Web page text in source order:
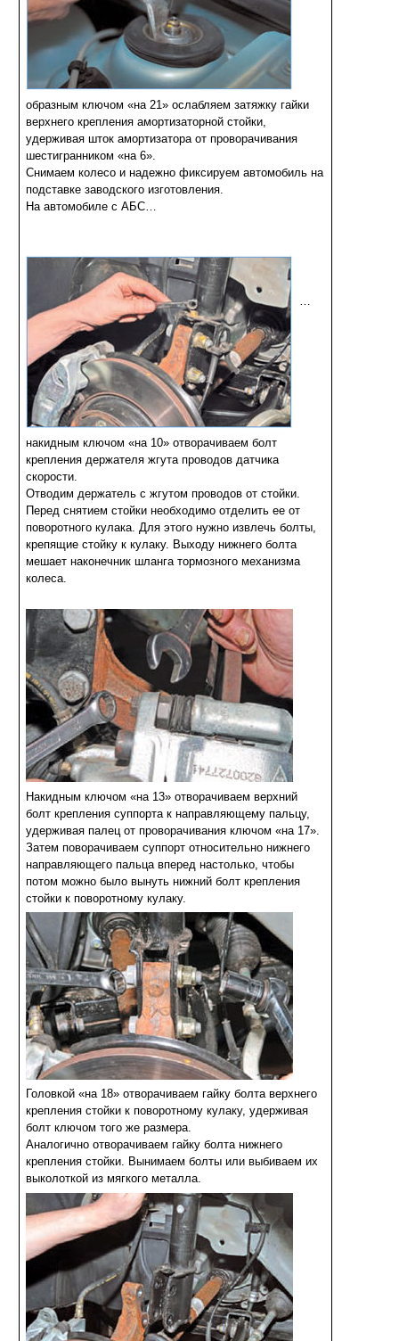
образным ключом «на 21» ослабляем затяжку гайки
верхнего крепления амортизаторной стойки,
удерживая шток амортизатора от проворачивания
шестигранником «на 6».
Снимаем колесо и надежно фиксируем автомобиль на
подставке заводского изготовления.
На автомобиле с АБС…
накидным ключом «на 10» отворачиваем болт
крепления держателя жгута проводов датчика
скорости.
Отводим держатель с жгутом проводов от стойки.
Перед снятием стойки необходимо отделить ее от
поворотного кулака. Для этого нужно извлечь болты,
крепящие стойку к кулаку. Выходу нижнего болта
мешает наконечник шланга тормозного механизма
колеса.
Накидным ключом «на 13» отворачиваем верхний
болт крепления суппорта к направляющему пальцу,
удерживая палец от проворачивания ключом «на 17».
Затем поворачиваем суппорт относительно нижнего
направляющего пальца вперед настолько, чтобы
потом можно было вынуть нижний болт крепления
стойки к поворотному кулаку.
Головкой «на 18» отворачиваем гайку болта верхнего
крепления стойки к поворотному кулаку, удерживая
болт ключом того же размера.
Аналогично отворачиваем гайку болта нижнего
крепления стойки. Вынимаем болты или выбиваем их
выколоткой из мягкого металла.